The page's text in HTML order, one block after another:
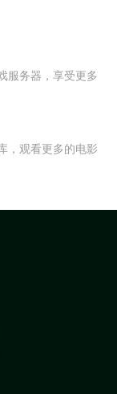
服务器，享受更多
，观看更多的电影